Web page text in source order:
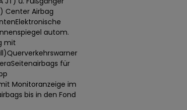
Center Airbag
autom.
mit
für
Monitoranzeige im
bis in den Fond